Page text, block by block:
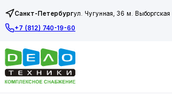
Санкт-Петербургул. Чугунная, 36 м. Выборгская
+7 (812) 740-19-60